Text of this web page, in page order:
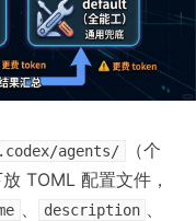
agents/
（个
放 TOML 配置文件，
、 description 、